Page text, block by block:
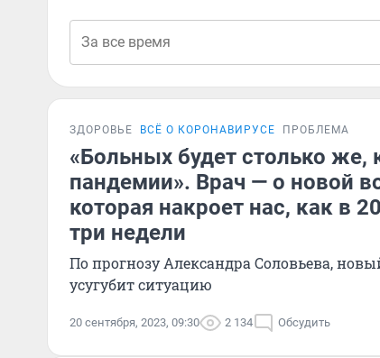
ЗДОРОВЬЕ ВСЁ О КОРОНАВИРУСЕ ПРОБЛЕМА
«Больных будет столько же,
пандемии». Врач — о новой
которая накроет нас, как в
три недели
По прогнозу Александра Соловьева,
усугубит ситуацию
20 сентября, 2023, 09:30 2 134 Обсудить